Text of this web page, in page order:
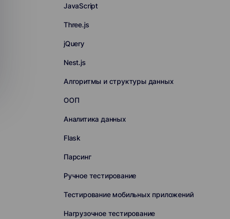
JavaScript
Three.js
jQuery
Nest.js
Алгоритмы и структуры данных
ООП
Аналитика данных
Flask
Парсинг
Ручное тестирование
Тестирование мобильных приложений
Нагрузочное тестирование